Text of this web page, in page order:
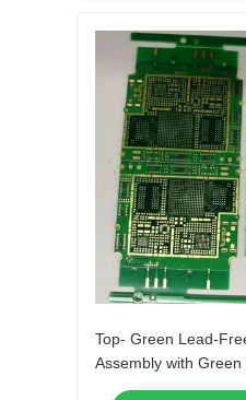
Top- Green Lead-
Assembly with Green
Biggest Panel Size